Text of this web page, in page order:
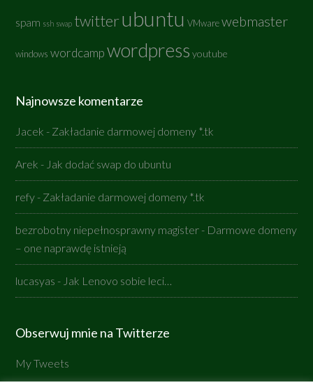
spam ssh swap twitterubuntu VMware webmaster
windows wordcamp wordpress youtube
Najnowsze komentarze
Jacek - Zakładanie darmowej domeny *.tk
Arek - Jak dodać swap do ubuntu
refy - Zakładanie darmowej domeny *.tk
bezrobotny niepełnosprawny magister - Darmowe domeny
– one naprawdę istnieją
lucasyas - Jak Lenovo sobie leci…
Obserwuj mnie na Twitterze
My Tweets